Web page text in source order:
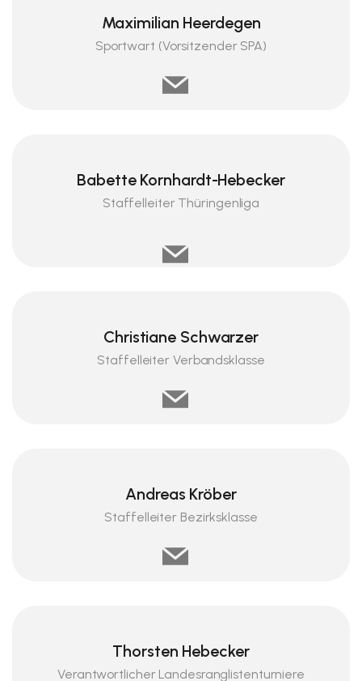
Maximilian Heerdegen
Sportwart (Vorsitzender SPA)
Babette Kornhardt-Hebecker
Staffelleiter Thüringenliga
Christiane Schwarzer
Staffelleiter Verbandsklasse
Andreas Kröber
Staffelleiter Bezirksklasse
Thorsten Hebecker
Verantwortlicher Landesranglistenturniere